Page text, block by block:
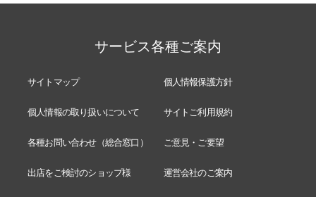
サービス各種ご案内
サイトマップ 個人情報保護方針
個人情報の取り扱いについて サイトご利用規約
各種お問い合わせ（総合窓口） ご意見・ご要望
出店をご検討のショップ様 運営会社のご案内